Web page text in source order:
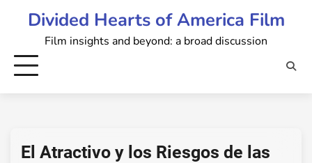
Divided Hearts of America Film
Film insights and beyond: a broad discussion
El Atractivo y los Riesgos de las